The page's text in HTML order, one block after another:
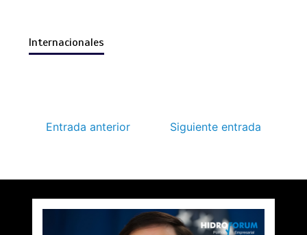
Internacionales
Entrada anterior Siguiente entrada